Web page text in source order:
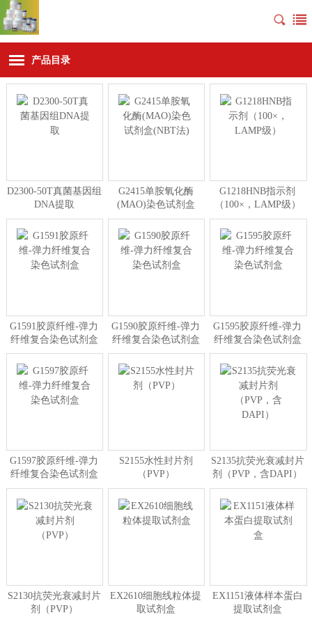
产品目录
D2300-50T真菌基因组
DNA提取
G2415单胺氧化酶
(MAO)染色试剂盒
(NBT法)
G1218HNB指示剂
（100×，LAMP级）
G1591胶原纤维-弹力
纤维复合染色试剂盒
G1590胶原纤维-弹力
纤维复合染色试剂盒
G1595胶原纤维-弹力
纤维复合染色试剂盒
G1597胶原纤维-弹力
纤维复合染色试剂盒
S2155水性封片剂
（PVP）
S2135抗荧光衰减封片
剂（PVP，含DAPI）
S2130抗荧光衰减封片
剂（PVP）
EX2610细胞线粒体提
取试剂盒
EX1151液体样本蛋白
提取试剂盒